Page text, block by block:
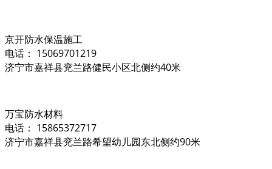
京开防水保温施工
电话： 15069701219
济宁市嘉祥县兖兰路健民小区北侧约40米
万宝防水材料
电话： 15865372717
济宁市嘉祥县兖兰路希望幼儿园东北侧约90米